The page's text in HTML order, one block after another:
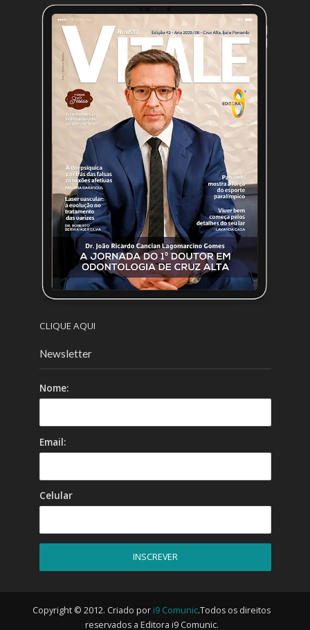
CLIQUE AQUI
Newsletter
Nome:
Email:
Celular
Copyright © 2012. Criado por i9 Comunic.Todos os direitos
reservados a Editora i9 Comunic.